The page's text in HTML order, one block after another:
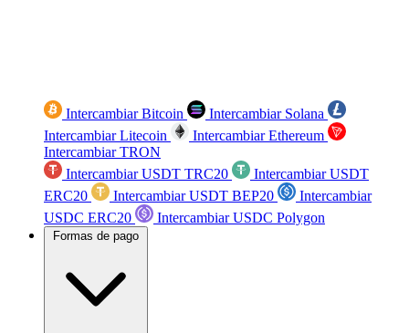
Intercambiar Bitcoin
Intercambiar Solana
Intercambiar Litecoin
Intercambiar Ethereum
Intercambiar TRON
Intercambiar USDT TRC20
Intercambiar USDT
ERC20
Intercambiar USDT BEP20
Intercambiar
USDC ERC20
Intercambiar USDC Polygon
Formas de pago